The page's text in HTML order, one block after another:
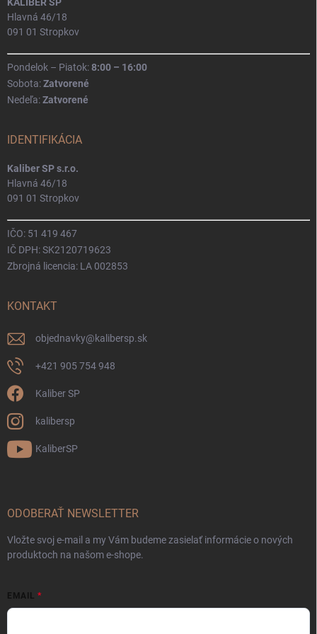
Hlavná 46/18
091 01 Stropkov
Pondelok – Piatok:8:00 – 16:00
Sobota:Zatvorené
Nedeľa:Zatvorené
IDENTIFIKÁCIA
Kaliber SP s.r.o.
Hlavná 46/18
091 01 Stropkov
IČO: 51 419 467
IČ DPH: SK2120719623
Zbrojná licencia: LA 002853
KONTAKT
objednavky@kalibersp.sk
+421 905 754 948
Kaliber SP
kalibersp
KaliberSP
ODOBERAŤ NEWSLETTER
Vložte svoj e-mail a my Vám budeme zasielať informácie o nových
produktoch na našom e-shope.
EMAIL